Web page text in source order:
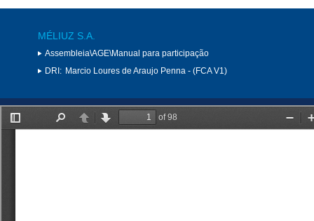
MÉLIUZ S.A.
Assembleia\AGE\Manual para participação
DRI: Marcio Loures de Araujo Penna - (FCA V1)